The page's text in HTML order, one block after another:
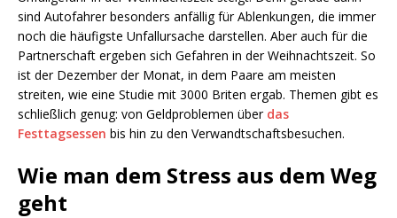
sind Autofahrer besonders anfällig für Ablenkungen, die immer
noch die häufigste Unfallursache darstellen. Aber auch für die
Partnerschaft ergeben sich Gefahren in der Weihnachtszeit. So
ist der Dezember der Monat, in dem Paare am meisten
streiten, wie eine Studie mit 3000 Briten ergab. Themen gibt es
schließlich genug: von Geldproblemen über das
Festtagsessen bis hin zu den Verwandtschaftsbesuchen.
Wie man dem Stress aus dem Weg
geht